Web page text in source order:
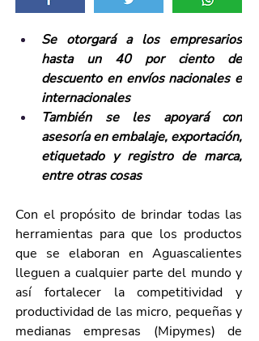
Se otorgará a los empresarios
hasta un 40 por ciento de
descuento en envíos nacionales e
internacionales
También se les apoyará con
asesoría en embalaje, exportación,
etiquetado y registro de marca,
entre otras cosas
Con el propósito de brindar todas las
herramientas para que los productos
que se elaboran en Aguascalientes
lleguen a cualquier parte del mundo y
así fortalecer la competitividad y
productividad de las micro, pequeñas y
medianas empresas (Mipymes) de